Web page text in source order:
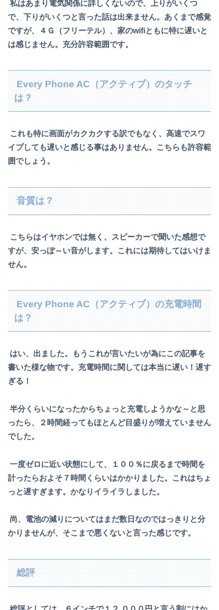
私はあまり電気関係に詳しくないので、上りがいくつ
で、下りがいくつと言った話は出来ません。あくまで感覚
ですが、４Ｇ（フリーテル）、家のwifiともに特に遅いと
は感じません。充分許容範囲です。
Every Phone AC（アクティブ）のタッチ
は？
これも特に画面がカクカクする訳でもなく、高速でスワ
イプしても遅いと感じる事はありません。
こちらも許容範
囲でしょう。
音質は？
こちらはイヤホンでは無く、スピーカーで聞いた感想で
すが、 安っぽ～い音がします。これには期待してはいけま
せん。
Every Phone AC（アクティブ）の充電時間
は？
はい、出ました。もうこれが言いたいが為にこの記事を
書いた様な物です。 充電時間に関しては本当に遅い！遅す
ぎる！
半分くらいになったからちょっと充電しようかな～と思
ったら、２時間経ってもほとんど目盛りが増えていません
でした。
一度ゼロに近い状態にして、１００％に戻るまで時間を
計ったらおよそ７時間くらいはかかりました。これはちょ
っと遅すぎます。 かなりイライラしました。
尚、電池の減りについてはまだ数日なのではっきりと分
かりませんが、 そこまで悪くないと言った感じです。
総評